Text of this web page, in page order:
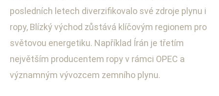
posledních letech diverzifikovalo své zdroje plynu i
ropy, Blízký východ zůstává klíčovým regionem pro
světovou energetiku. Například Írán je třetím
největším producentem ropy v rámci OPEC a
významným vývozcem zemního plynu.